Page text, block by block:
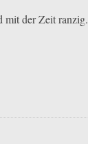
mit der Zeit ranzig.